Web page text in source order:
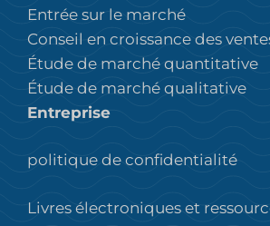
Entrée sur le marché
Conseil en croissance des
Étude de marché quantitative
Étude de marché qualitative
Entreprise
politique de confidentialité
Livres électroniques et